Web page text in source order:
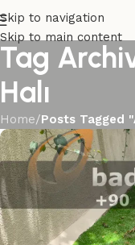
Skip to navigation
Skip to main content
Tag
Halı
Home/Posts Tagged